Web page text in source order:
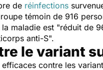
de réinfections
témoin de 916
maladie est "réduit de
anti-S".
le variant
contre les